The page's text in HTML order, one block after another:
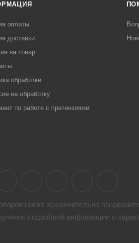
оплаты
доставки
на товар
обработки
на обработку
по работе с претензиями
носят исключительно
подробной информации о